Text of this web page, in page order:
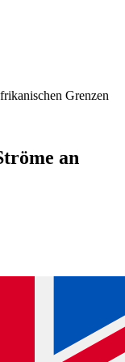
Grenzen
an